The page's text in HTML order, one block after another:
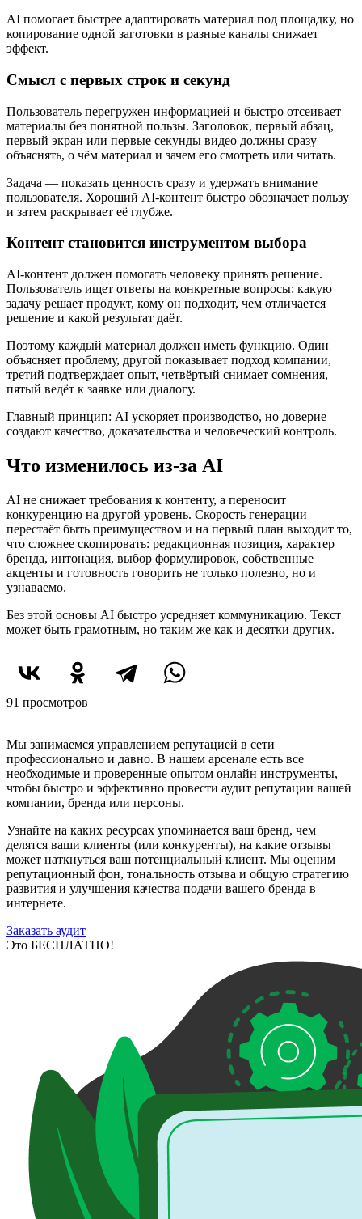
AI помогает быстрее адаптировать материал под площадку, но
копирование одной заготовки в разные каналы снижает
эффект.
Смысл с первых строк и секунд
Пользователь перегружен информацией и быстро отсеивает
материалы без понятной пользы. Заголовок, первый абзац,
первый экран или первые секунды видео должны сразу
объяснять, о чём материал и зачем его смотреть или читать.
Задача — показать ценность сразу и удержать внимание
пользователя. Хороший AI-контент быстро обозначает пользу
и затем раскрывает её глубже.
Контент становится инструментом выбора
AI-контент должен помогать человеку принять решение.
Пользователь ищет ответы на конкретные вопросы: какую
задачу решает продукт, кому он подходит, чем отличается
решение и какой результат даёт.
Поэтому каждый материал должен иметь функцию. Один
объясняет проблему, другой показывает подход компании,
третий подтверждает опыт, четвёртый снимает сомнения,
пятый ведёт к заявке или диалогу.
Главный принцип: AI ускоряет производство, но доверие
создают качество, доказательства и человеческий контроль.
Что изменилось из-за AI
AI не снижает требования к контенту, а переносит
конкуренцию на другой уровень. Скорость генерации
перестаёт быть преимуществом и на первый план выходит то,
что сложнее скопировать: редакционная позиция, характер
бренда, интонация, выбор формулировок, собственные
акценты и готовность говорить не только полезно, но и
узнаваемо.
Без этой основы AI быстро усредняет коммуникацию. Текст
может быть грамотным, но таким же как и десятки других.
91 просмотров
Мы занимаемся управлением репутацией в сети
профессионально и давно. В нашем арсенале есть все
необходимые и проверенные опытом онлайн инструменты,
чтобы быстро и эффективно провести аудит репутации вашей
компании, бренда или персоны.
Узнайте на каких ресурсах упоминается ваш бренд, чем
делятся ваши клиенты (или конкуренты), на какие отзывы
может наткнуться ваш потенциальный клиент. Мы оценим
репутационный фон, тональность отзыва и общую стратегию
развития и улучшения качества подачи вашего бренда в
интернете.
Заказать аудит
Это БЕСПЛАТНО!